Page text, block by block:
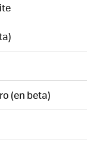
(en beta)